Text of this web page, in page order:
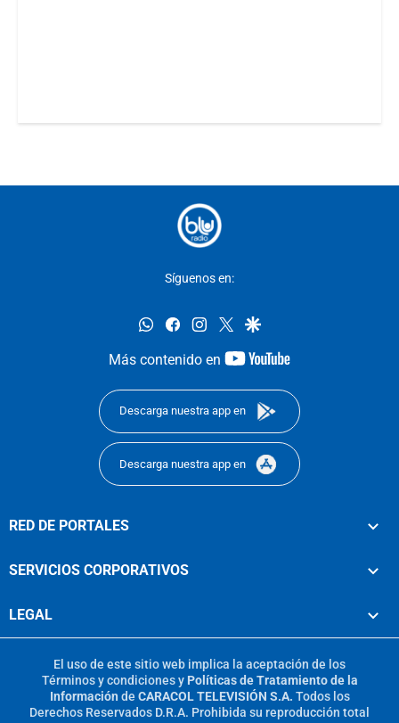
Síguenos en:
whatsappfacebookinstagram
twittergoogle
Más contenido en
youtube-
Descarga nuestra app en
Descarga nuestra app en
RED DE PORTALES
SERVICIOS CORPORATIVOS
LEGAL
El uso de este sitio web implica la aceptación de los
Términos y condicionesy Políticas de Tratamiento de la
Información de CARACOL TELEVISIÓN S.A. Todos los
Derechos Reservados D.R.A. Prohibida su reproducción total